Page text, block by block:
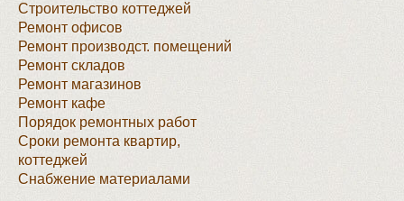
Строительство коттеджей
Ремонт офисов
Ремонт производст. помещений
Ремонт складов
Ремонт магазинов
Ремонт кафе
Порядок ремонтных работ
Сроки ремонта квартир,
коттеджей
Снабжение материалами